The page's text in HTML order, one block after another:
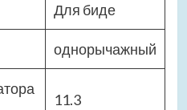
Для биде
однорычажный
11.3